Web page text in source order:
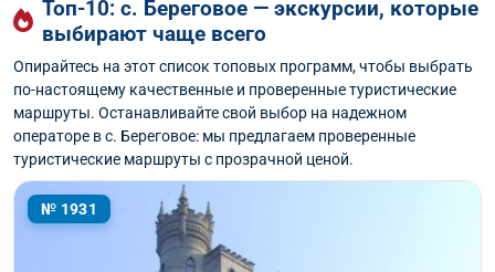
Топ-10: с. Береговое — экскурсии, которые
выбирают чаще всего
Опирайтесь на этот список топовых программ, чтобы выбрать
по-настоящему качественные и проверенные туристические
маршруты. Останавливайте свой выбор на надежном
операторе в с. Береговое: мы предлагаем проверенные
туристические маршруты с прозрачной ценой.
№ 1931